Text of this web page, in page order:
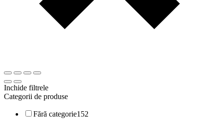
Inchide filtrele
Categorii de produse
Fără categorie152